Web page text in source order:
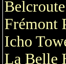
Frémont
Icho
La Belle